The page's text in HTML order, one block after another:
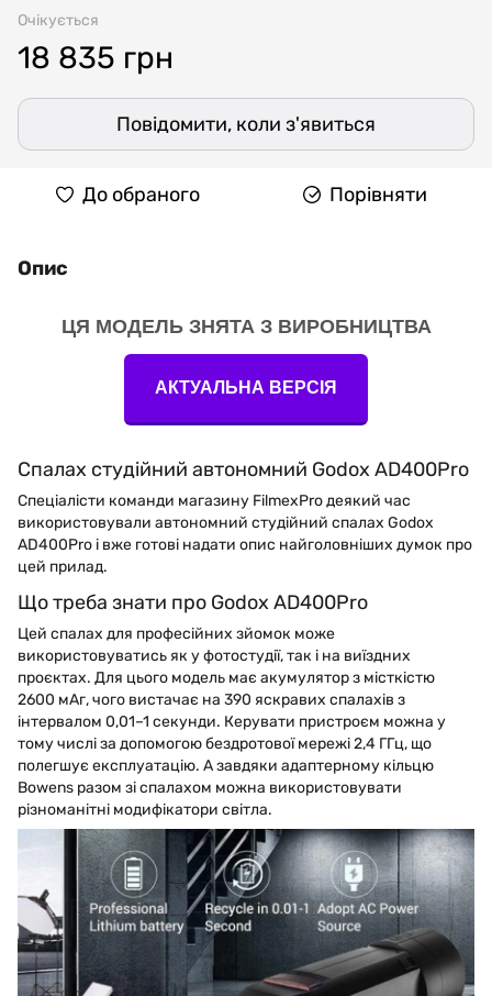
Очікується
18 835 грн
Повідомити, коли з'явиться
До обраного Порівняти
Опис
ЦЯ МОДЕЛЬ ЗНЯТА З ВИРОБНИЦТВА
АКТУАЛЬНА ВЕРСІЯ
Спалах студійний автономний Godox AD400Pro
Спеціалісти команди магазину FilmexPro деякий час
використовували автономний студійний спалах Godox
AD400Pro і вже готові надати опис найголовніших думок про
цей прилад.
Що треба знати про Godox AD400Pro
Цей спалах для професійних зйомок може
використовуватись як у фотостудії, так і на виїздних
проєктах. Для цього модель має акумулятор з місткістю
2600 мАг, чого вистачає на 390 яскравих спалахів з
інтервалом 0,01–1 секунди. Керувати пристроєм можна у
тому числі за допомогою бездротової мережі 2,4 ГГц, що
полегшує експлуатацію. А завдяки адаптерному кільцю
Bowens разом зі спалахом можна використовувати
різноманітні модифікатори світла.